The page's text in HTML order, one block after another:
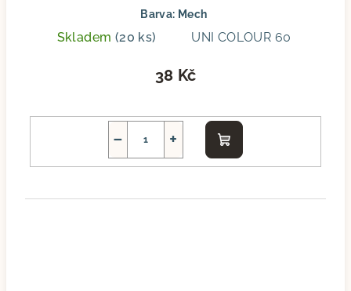
Barva: Mech
Skladem (20 ks) UNI COLOUR 60
38 Kč
+
−
Do
košíku